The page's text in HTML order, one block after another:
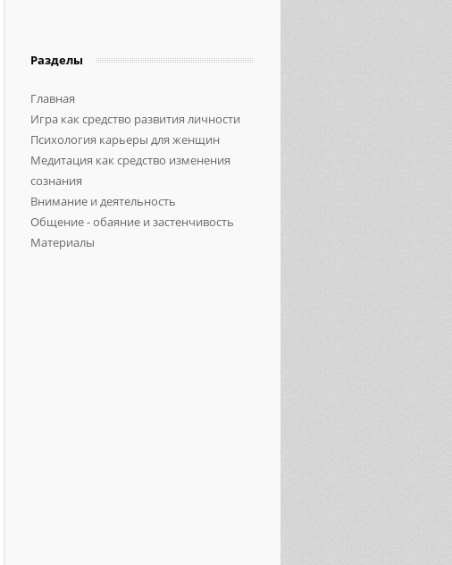
Разделы
Главная
Игра как средство развития личности
Психология карьеры для женщин
Медитация как средство изменения
сознания
Внимание и деятельность
Общение - обаяние и застенчивость
Материалы